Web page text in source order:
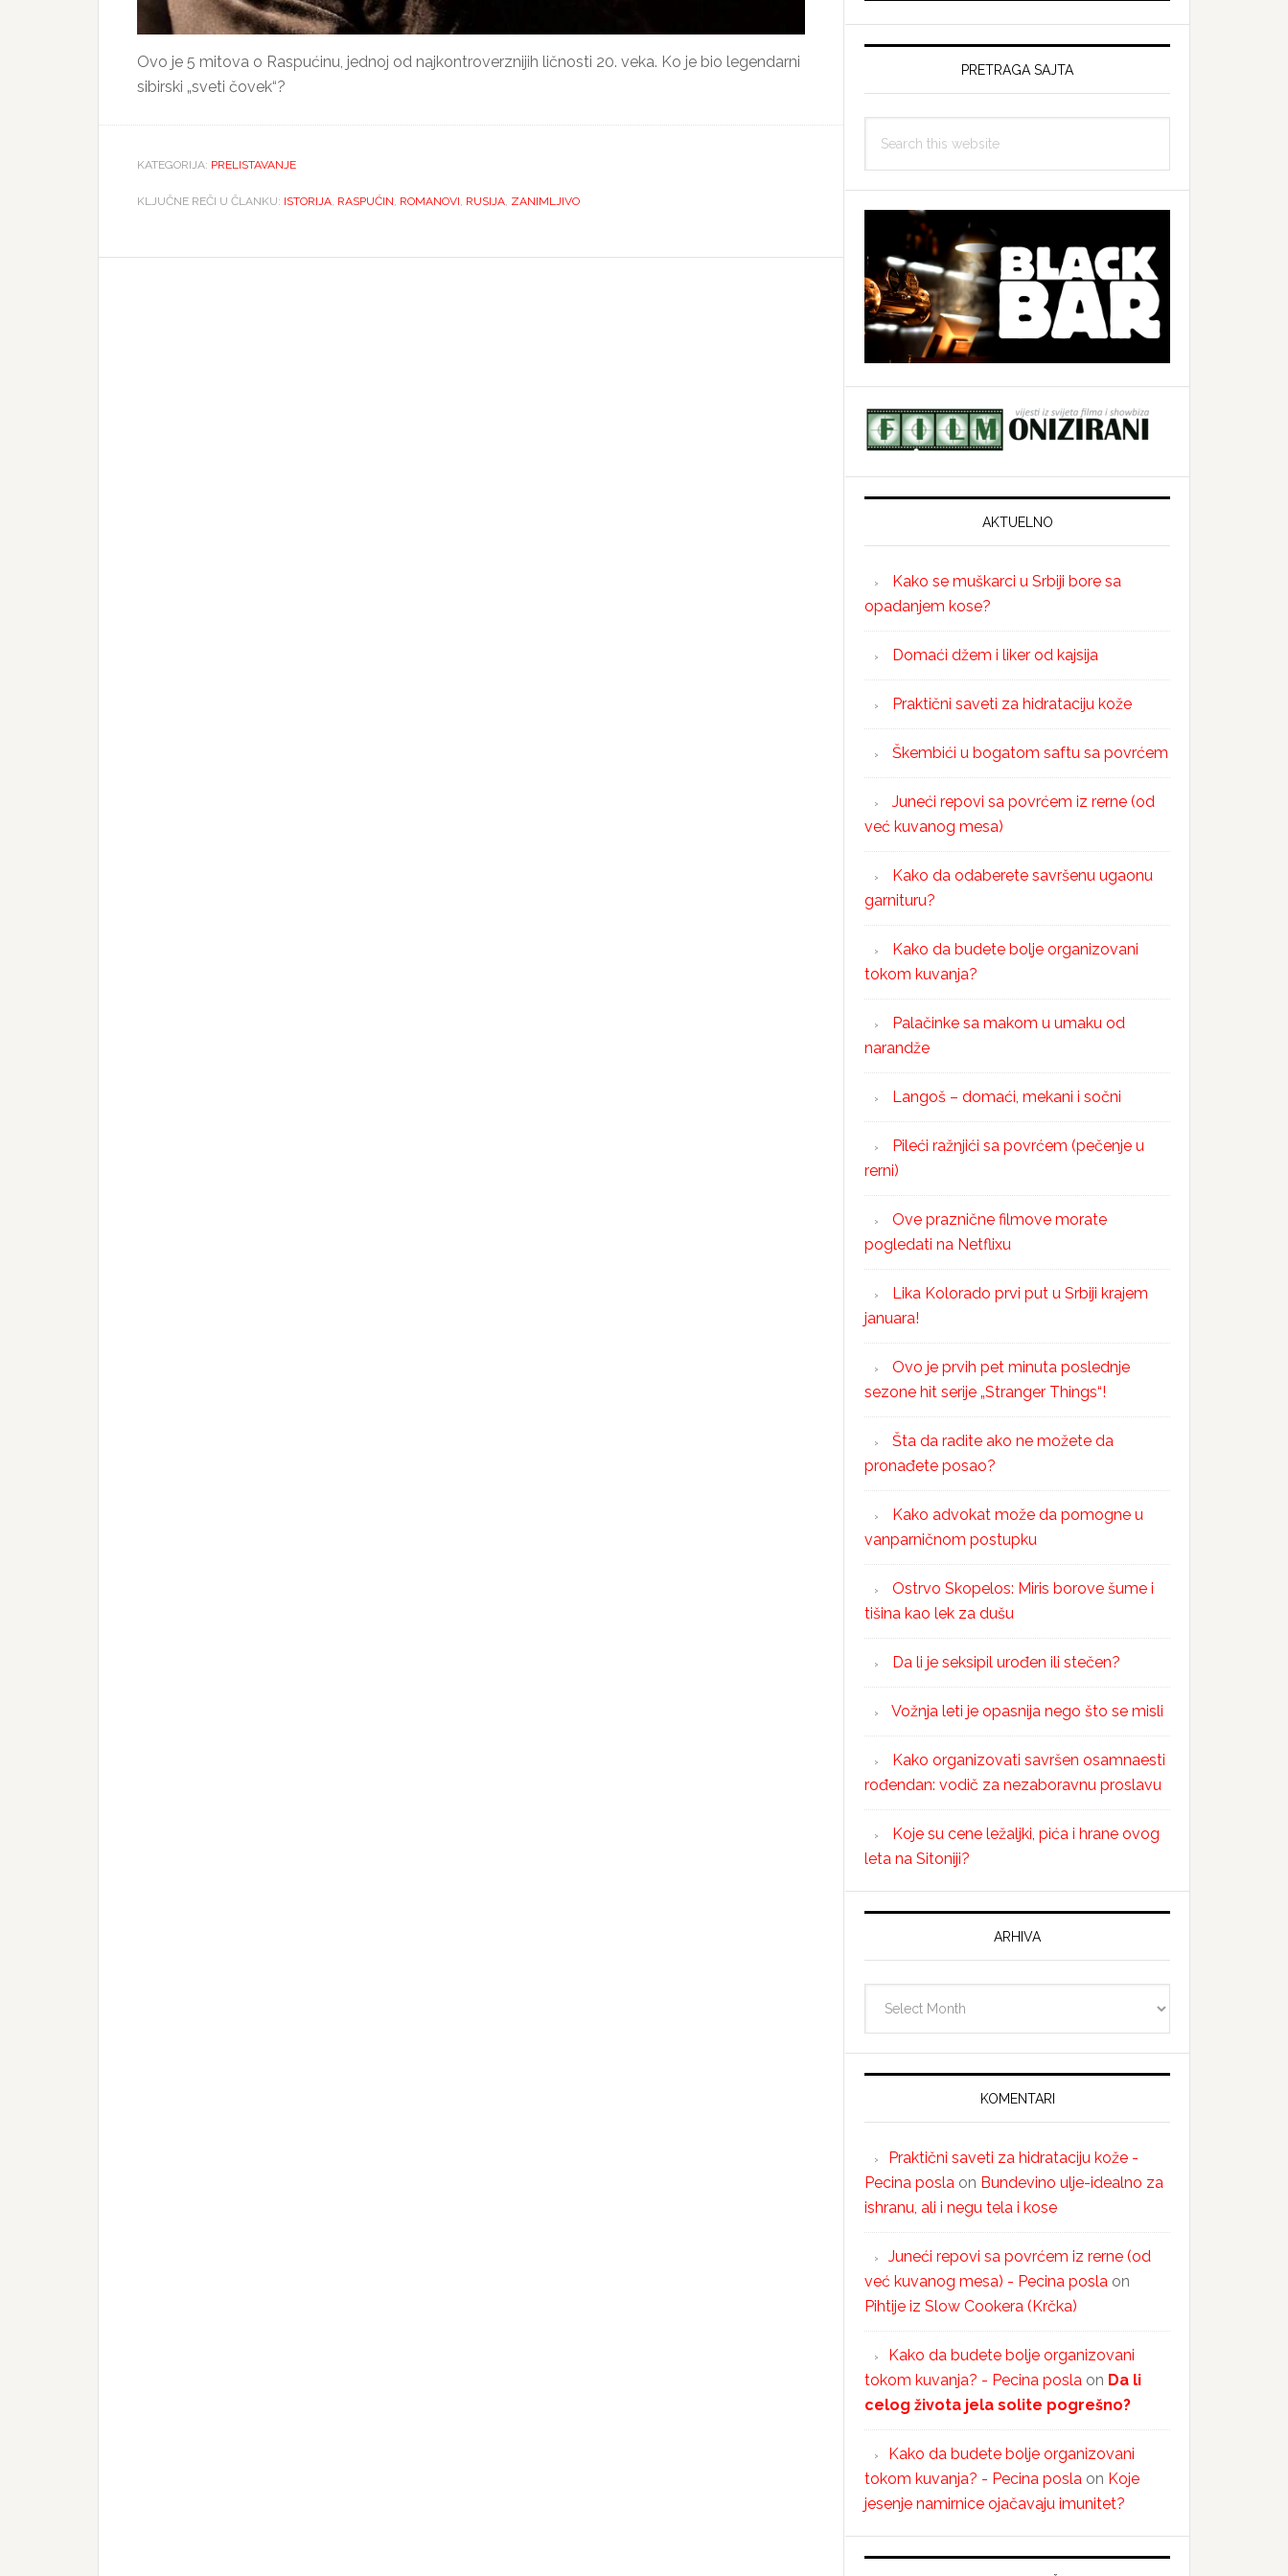
Ovo je 5 mitova o Raspućinu, jednoj od najkontroverznijih ličnosti 20. veka. Ko je bio legendarni
sibirski „sveti čovek“?
KATEGORIJA: PRELISTAVANJE
KLJUČNE REČI U ČLANKU: ISTORIJA RASPUĆIN ROMANOVI RUSIJA ZANIMLJIVO
PRETRAGA SAJTA
this
AKTUELNO
Kako se muškarci u Srbiji bore sa
opadanjem kose?
Domaći džem i liker od kajsija
Praktični saveti za hidrataciju kože
Škembići u bogatom saftu sa povrćem
Juneći repovi sa povrćem iz rerne (od
već kuvanog mesa)
Kako da odaberete savršenu ugaonu
garnituru?
Kako da budete bolje organizovani
tokom kuvanja?
Palačinke sa makom u umaku od
narandže
Langoš – domaći, mekani i sočni
Pileći ražnjići sa povrćem (pečenje u
rerni)
Ove praznične filmove morate
pogledati na Netflixu
Lika Kolorado prvi put u Srbiji krajem
januara!
Ovo je prvih pet minuta poslednje
sezone hit serije „Stranger Things“!
Šta da radite ako ne možete da
pronađete posao?
Kako advokat može da pomogne u
vanparničnom postupku
Ostrvo Skopelos: Miris borove šume i
tišina kao lek za dušu
Da li je seksipil urođen ili stečen?
Vožnja leti je opasnija nego što se misli
Kako organizovati savršen osamnaesti
rođendan: vodič za nezaboravnu proslavu
Koje su cene ležaljki, pića i hrane ovog
leta na Sitoniji?
ARHIVA
KOMENTARI
Praktični saveti za hidrataciju kože -
Pecina posla on Bundevino ulje-idealno za
ishranu, ali i negu tela i kose
Juneći repovi sa povrćem iz rerne (od
već kuvanog mesa) - Pecina posla on
Pihtije iz Slow Cookera (Krčka)
Kako da budete bolje organizovani
tokom kuvanja? - Pecina posla on Da li
celog života jela solite pogrešno?
Kako da budete bolje organizovani
tokom kuvanja? - Pecina posla on Koje
jesenje namirnice ojačavaju imunitet?